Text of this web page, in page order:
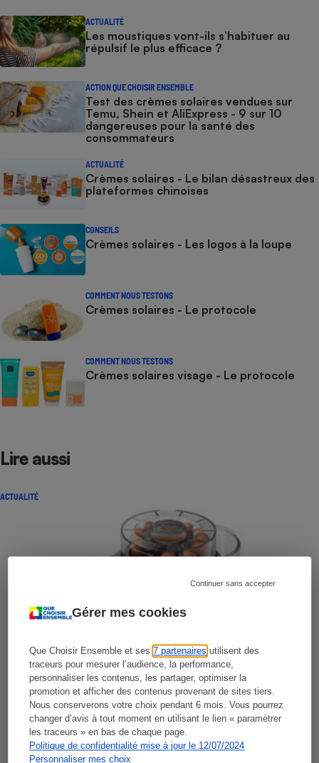
Gérer mes cookies
Que Choisir Ensemble et ses7 partenaires utilisent des
traceurs pour mesurer l’audience, la performance,
personnaliser les contenus, les partager, optimiser la
promotion et afficher des contenus provenant de sites tiers.
Nous conserverons votre choix pendant 6 mois. Vous pourrez
changer d’avis à tout moment en utilisant le lien « paramétrer
les traceurs » en bas de chaque page.
Politique de confidentialité mise à jour le 12/07/2024
Personnaliser mes choix
Continuer sans accepter
ACTUALITÉ
Les moustiques vont-ils s’habituer au
répulsif le plus efficace ?
ACTION QUE CHOISIR ENSEMBLE
Test des crèmes solaires vendues sur
Temu, Shein et AliExpress - 9 sur 10
dangereuses pour la santé des
consommateurs
ACTUALITÉ
Crèmes solaires - Le bilan désastreux des
plateformes chinoises
CONSEILS
Crèmes solaires - Les logos à la loupe
COMMENT NOUS TESTONS
Crèmes solaires - Le protocole
COMMENT NOUS TESTONS
Crèmes solaires visage - Le protocole
Lire aussi
ACTUALITÉ